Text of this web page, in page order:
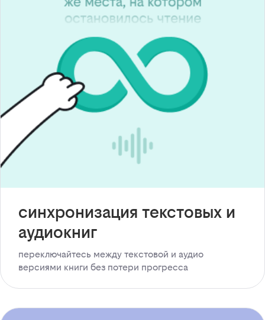
синхронизация текстовых и
аудиокниг
переключайтесь между текстовой и аудио
версиями книги без потери прогресса